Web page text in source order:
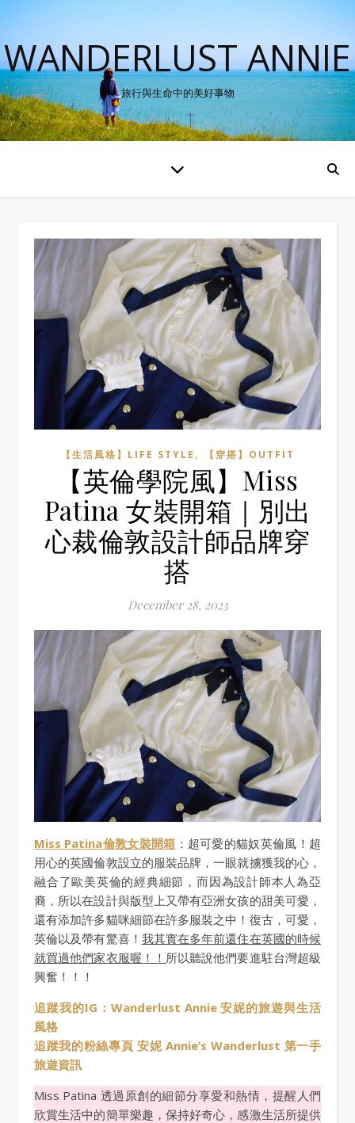
WANDERLUST ANNIE
旅行與生命中的美好事物
【生活風格】LIFE STYLE , 【穿搭】OUTFIT
【英倫學院風】Miss
Patina 女裝開箱｜別出
心裁倫敦設計師品牌穿
搭
December 28, 2023
Miss Patina倫敦女裝開箱 ：超可愛的貓奴英倫風！超
用心的英國倫敦設立的服裝品牌，一眼就擄獲我的心，
融合了歐美英倫的經典細節，而因為設計師本人為亞
裔，所以在設計與版型上又帶有亞洲女孩的甜美可愛，
還有添加許多貓咪細節在許多服裝之中！復古，可愛，
英倫以及帶有驚喜！ 我其實在多年前還住在英國的時候
就買過他們家衣服喔！！ 所以聽說他們要進駐台灣超級
興奮！！！
追蹤我的IG：Wanderlust Annie 安妮的旅遊與生活
風格
追蹤我的粉絲專頁 安妮 Annie’s Wanderlust 第一手
旅遊資訊
Miss Patina 透過原創的細節分享愛和熱情，提醒人們
欣賞生活中的簡單樂趣，保持好奇心，感激生活所提供